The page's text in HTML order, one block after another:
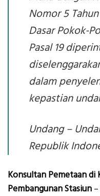
Nomor 5
Dasar Pokok-
Pasal 19
dalam
kepastian
Undang –
Republik
Konsultan Pemetaan di
Pembangunan Stasiun